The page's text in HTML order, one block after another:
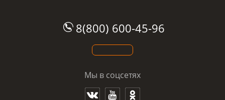
8(800) 600-45-96
Мы в соцсетях